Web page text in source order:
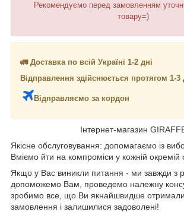
Рекомендуємо перед замовленням
товару=)
🚛 Доставка по всій Україні 1-2 дні
Відправлення здійснюється протягом 1-3
Відправляємо за кордон
Інтернет-магазин
Якісне обслуговування: допомагаємо із
Вміємо йти на компроміси у кожній окремій
Якщо у Вас виникли питання - ми завжди з
допоможемо Вам, проведемо належну
зробимо все, що Ви якнайшвидше
замовлення і залишилися задоволені!